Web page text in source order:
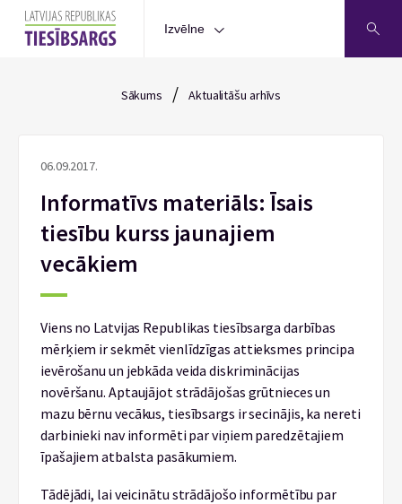
Izvēlne
Sākums / Aktualitāšu arhīvs
06.09.2017.
Informatīvs materiāls: Īsais
tiesību kurss jaunajiem
vecākiem
Viens no Latvijas Republikas tiesībsarga darbības
mērķiem ir sekmēt vienlīdzīgas attieksmes principa
ievērošanu un jebkāda veida diskriminācijas
novēršanu. Aptaujājot strādājošas grūtnieces un
mazu bērnu vecākus, tiesībsargs ir secinājis, ka nereti
darbinieki nav informēti par viņiem paredzētajiem
īpašajiem atbalsta pasākumiem.
Tādējādi, lai veicinātu strādājošo informētību par